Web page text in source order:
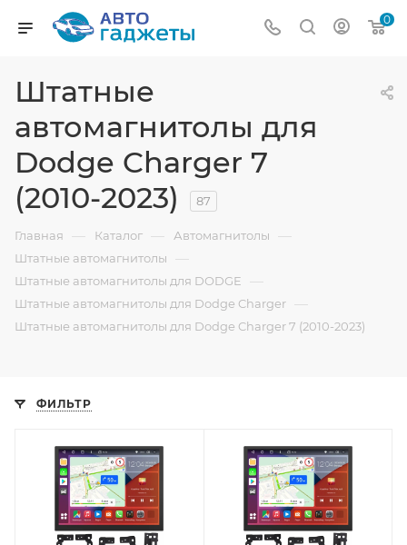
0
Штатные
автомагнитолы для
Dodge Charger 7
(2010-2023)
87
Главная — Каталог — Автомагнитолы —
Штатные автомагнитолы —
Штатные автомагнитолы для DODGE —
Штатные автомагнитолы для Dodge Charger —
Штатные автомагнитолы для Dodge Charger 7 (2010-2023)
ФИЛЬТР